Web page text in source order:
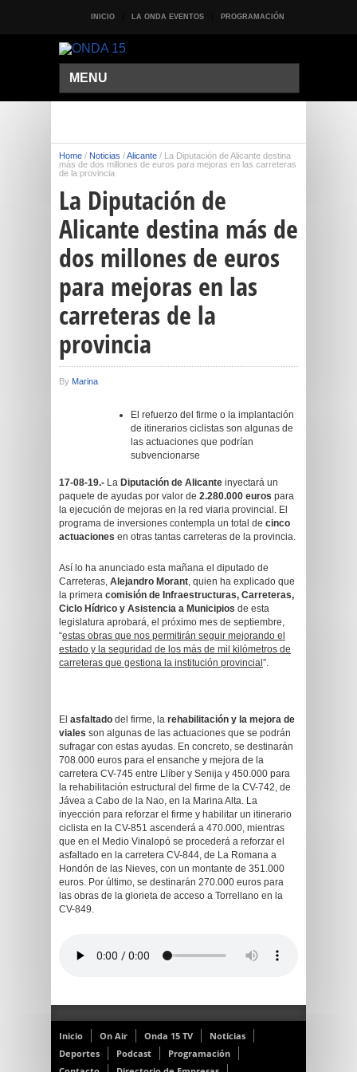
INICIO LA ONDA EVENTOS PROGRAMACIÓN
MENU
Home / Noticias /Alicante / La Diputación de Alicante destina
más de dos millones de euros para mejoras en las carreteras
de la provincia
La Diputación de
Alicante destina más de
dos millones de euros
para mejoras en las
carreteras de la
provincia
By Marina
El refuerzo del firme o la implantación
de itinerarios ciclistas son algunas de
las actuaciones que podrían
subvencionarse
17-08-19.- La Diputación de Alicante inyectará un
paquete de ayudas por valor de 2.280.000 euros para
la ejecución de mejoras en la red viaria provincial. El
programa de inversiones contempla un total de cinco
actuaciones en otras tantas carreteras de la provincia.
Así lo ha anunciado esta mañana el diputado de
Carreteras, Alejandro Morant, quien ha explicado que
la primera comisión de Infraestructuras, Carreteras,
Ciclo Hídrico y Asistencia a Municipios de esta
legislatura aprobará, el próximo mes de septiembre,
“estas obras que nos permitirán seguir mejorando el
estado y la seguridad de los más de mil kilómetros de
carreteras que gestiona la institución provincial ”.
El asfaltado del firme, la rehabilitación y la mejora de
viales son algunas de las actuaciones que se podrán
sufragar con estas ayudas. En concreto, se destinarán
708.000 euros para el ensanche y mejora de la
carretera CV-745 entre Llíber y Senija y 450.000 para
la rehabilitación estructural del firme de la CV-742, de
Jávea a Cabo de la Nao, en la Marina Alta. La
inyección para reforzar el firme y habilitar un itinerario
ciclista en la CV-851 ascenderá a 470.000, mientras
que en el Medio Vinalopó se procederá a reforzar el
asfaltado en la carretera CV-844, de La Romana a
Hondón de las Nieves, con un montante de 351.000
euros. Por último, se destinarán 270.000 euros para
las obras de la glorieta de acceso a Torrellano en la
CV-849.
Inicio On Air Onda 15 TV
Noticias
Deportes
Podcast
Programación